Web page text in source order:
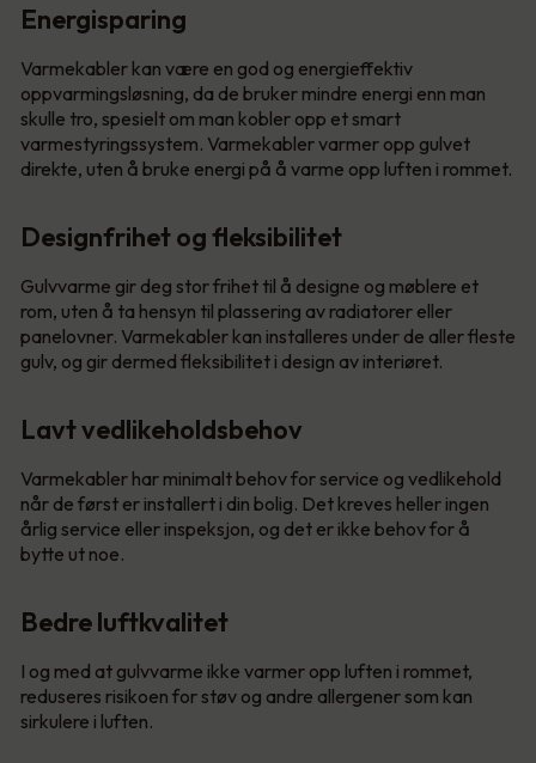
Energisparing
Varmekabler kan være en god og energieffektiv
oppvarmingsløsning, da de bruker mindre energi enn man
skulle tro, spesielt om man kobler opp et smart
varmestyringssystem. Varmekabler varmer opp gulvet
direkte, uten å bruke energi på å varme opp luften i rommet.
Designfrihet og fleksibilitet
Gulvvarme gir deg stor frihet til å designe og møblere et
rom, uten å ta hensyn til plassering av radiatorer eller
panelovner. Varmekabler kan installeres under de aller fleste
gulv, og gir dermed fleksibilitet i design av interiøret.
Lavt vedlikeholdsbehov
Varmekabler har minimalt behov for service og vedlikehold
når de først er installert i din bolig. Det kreves heller ingen
årlig service eller inspeksjon, og det er ikke behov for å
bytte ut noe.
Bedre luftkvalitet
I og med at gulvvarme ikke varmer opp luften i rommet,
reduseres risikoen for støv og andre allergener som kan
sirkulere i luften.